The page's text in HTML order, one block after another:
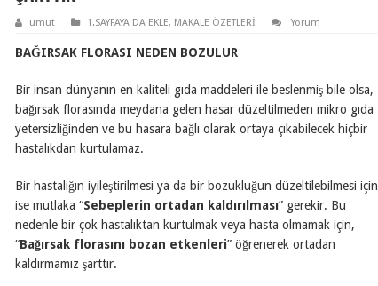
umut 1.SAYFAYA DA EKLE, MAKALE ÖZETLERİ Yorum
BAĞIRSAK FLORASI NEDEN BOZULUR
Bir insan dünyanın en kaliteli gıda maddeleri ile beslenmiş bile olsa,
bağırsak florasında meydana gelen hasar düzeltilmeden mikro gıda
yetersizliğinden ve bu hasara bağlı olarak ortaya çıkabilecek hiçbir
hastalıkdan kurtulamaz.
Bir hastalığın iyileştirilmesi ya da bir bozukluğun düzeltilebilmesi için
ise mutlaka “Sebeplerin ortadan kaldırılması” gerekir. Bu
nedenle bir çok hastalıktan kurtulmak veya hasta olmamak için,
“Bağırsak florasını bozan etkenleri” öğrenerek ortadan
kaldırmamız şarttır.